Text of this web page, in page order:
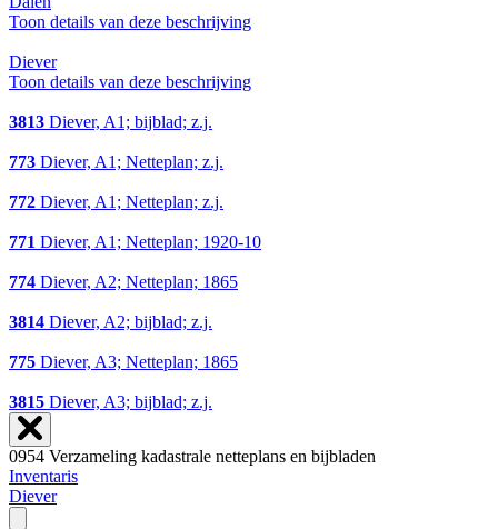
Toon details van deze beschrijving
Diever
Toon details van deze beschrijving
3813 Diever, A1; bijblad; z.j.
773 Diever, A1; Netteplan; z.j.
772 Diever, A1; Netteplan; z.j.
771 Diever, A1; Netteplan; 1920-10
774 Diever, A2; Netteplan; 1865
3814 Diever, A2; bijblad; z.j.
775 Diever, A3; Netteplan; 1865
3815 Diever, A3; bijblad; z.j.
0954 Verzameling kadastrale netteplans en bijbladen
Inventaris
Diever